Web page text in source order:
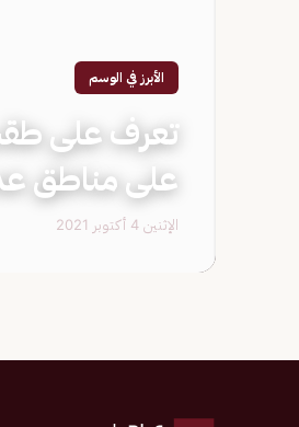
الأبرز في الوسم
تعرف على
على مناطق
الإثنين 4 أكتوبر 2021